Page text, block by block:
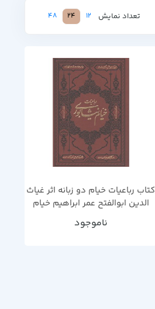
تعداد نمایش 12
24
48
کتاب رباعیات خیام دو زبانه اثر غیاث
الدین ابوالفتح عمر ابراهیم خیام
نیشابوری
ناموجود